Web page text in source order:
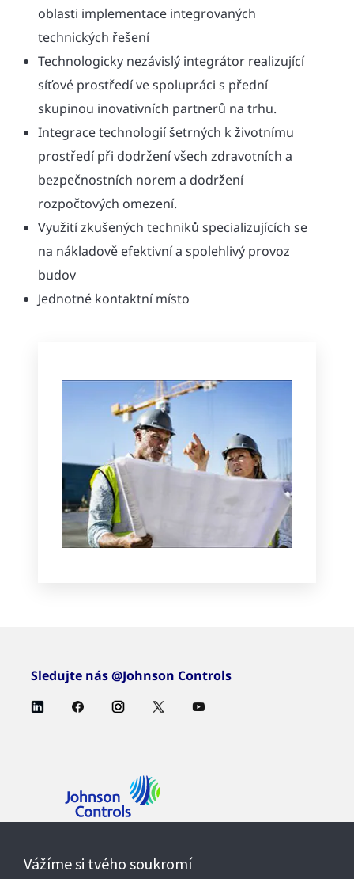
oblasti implementace integrovaných
technických řešení
Technologicky nezávislý integrátor realizující
síťové prostředí ve spolupráci s přední
skupinou inovativních partnerů na trhu.
Integrace technologií šetrných k životnímu
prostředí při dodržení všech zdravotních a
bezpečnostních norem a dodržení
rozpočtových omezení.
Využití zkušených techniků specializujících se
na nákladově efektivní a spolehlivý provoz
budov
Jednotné kontaktní místo
Sledujte nás @Johnson Controls
Vážíme si tvého soukromí